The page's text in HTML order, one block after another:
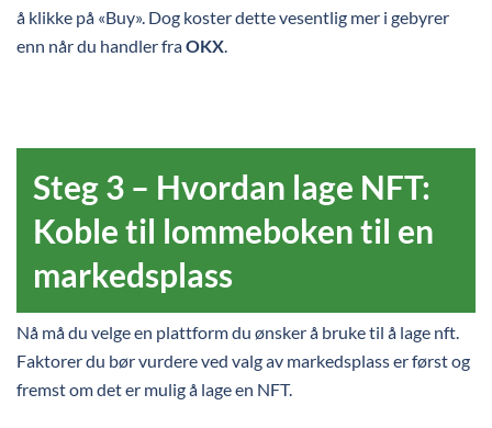
å klikke på «Buy». Dog koster dette vesentlig mer i gebyrer
enn når du handler fraOKX.
Steg 3 – Hvordan lage NFT:
Koble til lommeboken til en
markedsplass
Nå må du velge en plattform du ønsker å bruke til å lage nft.
Faktorer du bør vurdere ved valg av markedsplass er først og
fremst om det er mulig å lage en NFT.